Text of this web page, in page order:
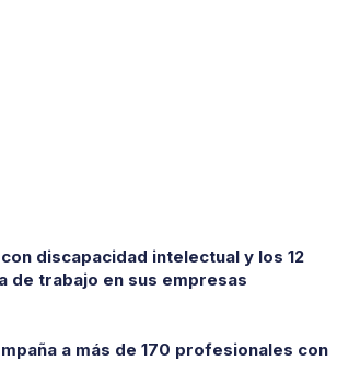
discapacidad intelectual y los 12
de trabajo en sus empresas
a más de 170 profesionales con